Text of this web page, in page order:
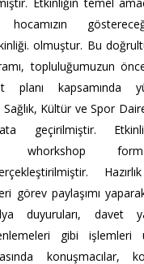
olmuştur. Bu
topluluğumuzun
planı kapsamında
Kültür ve Spor Daire
geçirilmiştir.
whorkshop
görev paylaşımı
duyuruları, davet
gibi işlemleri
konuşmacılar,